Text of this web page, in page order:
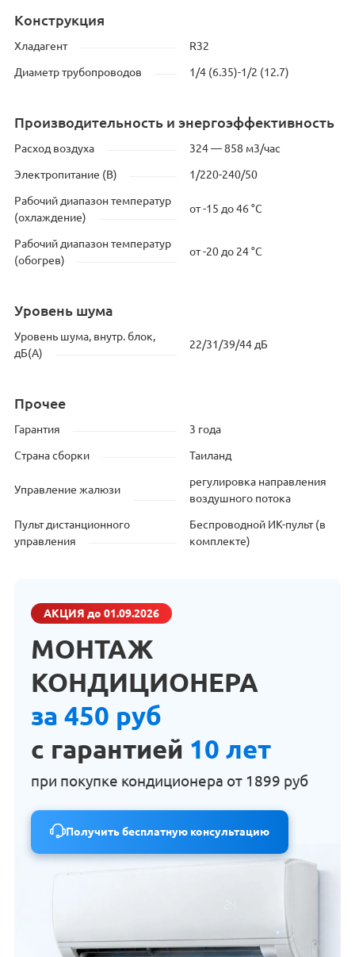
Конструкция
Хладагент R32
Диаметр трубопроводов 1/4 (6.35)-1/2 (12.7)
Производительность и энергоэффективность
Расход воздуха 324 — 858 м3/час
Электропитание (В) 1/220-240/50
Рабочий диапазон температур
(охлаждение)
от -15 до 46 °C
Рабочий диапазон температур
(обогрев)
от -20 до 24 °C
Уровень шума
Уровень шума, внутр. блок,
дБ(А)
22/31/39/44 дБ
Прочее
Гарантия 3 года
Страна сборки Таиланд
Управление жалюзи
регулировка направления
воздушного потока
Пульт дистанционного
управления
Беспроводной ИК-пульт (в
комплекте)
АКЦИЯ до 01.09.2026
МОНТАЖ
КОНДИЦИОНЕРА
за 450 руб
с гарантией 10 лет
при покупке кондиционера от 1899 руб
Получить бесплатную консультацию